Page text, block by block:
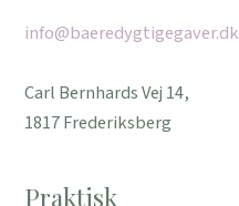
info@baeredygtigegaver.dk
Carl Bernhards Vej 14,
1817 Frederiksberg
Praktisk